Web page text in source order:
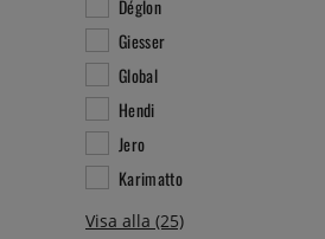
Déglon
Giesser
Global
Hendi
Jero
Karimatto